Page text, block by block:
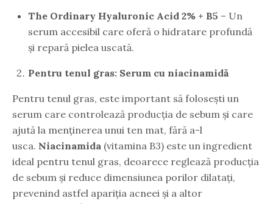
The Ordinary Hyaluronic Acid 2% + B5 – Un
serum accesibil care oferă o hidratare profundă
și repară pielea uscată.
Pentru tenul gras: Serum cu niacinamidă
Pentru tenul gras, este important să folosești un
serum care controlează producția de sebum și care
ajută la menținerea unui ten mat, fără a-l
usca. Niacinamida (vitamina B3) este un ingredient
ideal pentru tenul gras, deoarece reglează producția
de sebum și reduce dimensiunea porilor dilatați,
prevenind astfel apariția acneei și a altor